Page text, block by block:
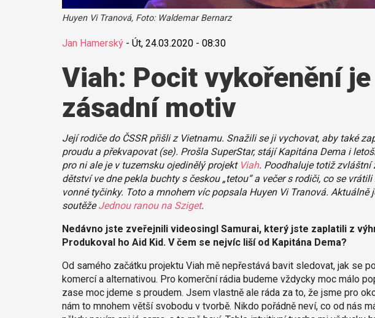
Huyen Vi Tranová, Foto: Waldemar Bernarz
Jan Hamerský- Út, 24.03.2020 - 08:30
Viah: Pocit vykořenění
zásadní motiv
Její rodiče do ČSSR přišli z Vietnamu. Snažili se ji vychovat, aby také
proudu a překvapovat (se). Prošla SuperStar, stájí Kapitána Dema i
pro ni ale je v tuzemsku ojedinělý projekt Viah. Poodhaluje totiž zvláštní
dětství ve dne pekla buchty s českou „tetou“ a večer s rodiči, co se
vonné tyčinky. Toto a mnohem víc popsala Huyen Vi Tranová.
soutěžeJednou ranou na Sziget.
Nedávno jste zveřejnili videosingl Samurai, který jste zaplatili z
Produkoval ho Aid Kid. V čem se nejvíc liší od Kapitána Dema?
Od samého začátku projektu Viah mě nepřestává bavit sledovat, jak se
komercí a alternativou. Pro komerční rádia budeme vždycky moc málo
zase moc jdeme s proudem. Jsem vlastně ale ráda za to, že jsme pro
nám to mnohem větší svobodu v tvorbě. Nikdo pořádně neví, co od nás